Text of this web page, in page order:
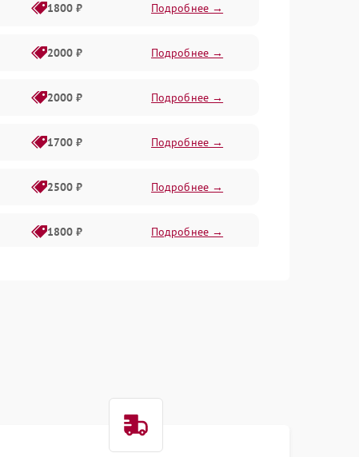
1800 ₽ Подробнее →
2000 ₽ Подробнее →
2000 ₽ Подробнее →
1700 ₽ Подробнее →
2500 ₽ Подробнее →
1800 ₽ Подробнее →